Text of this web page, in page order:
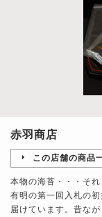
赤羽商店
この店舗の商品
本物の海苔・・・そ
有明の第一回入札の
届けています。昔な